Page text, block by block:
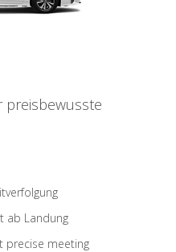
preisbewusste
ab Landung
precise meeting